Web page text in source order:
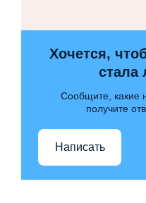
Хочется,
стала
Сообщите, какие
получите
Написать